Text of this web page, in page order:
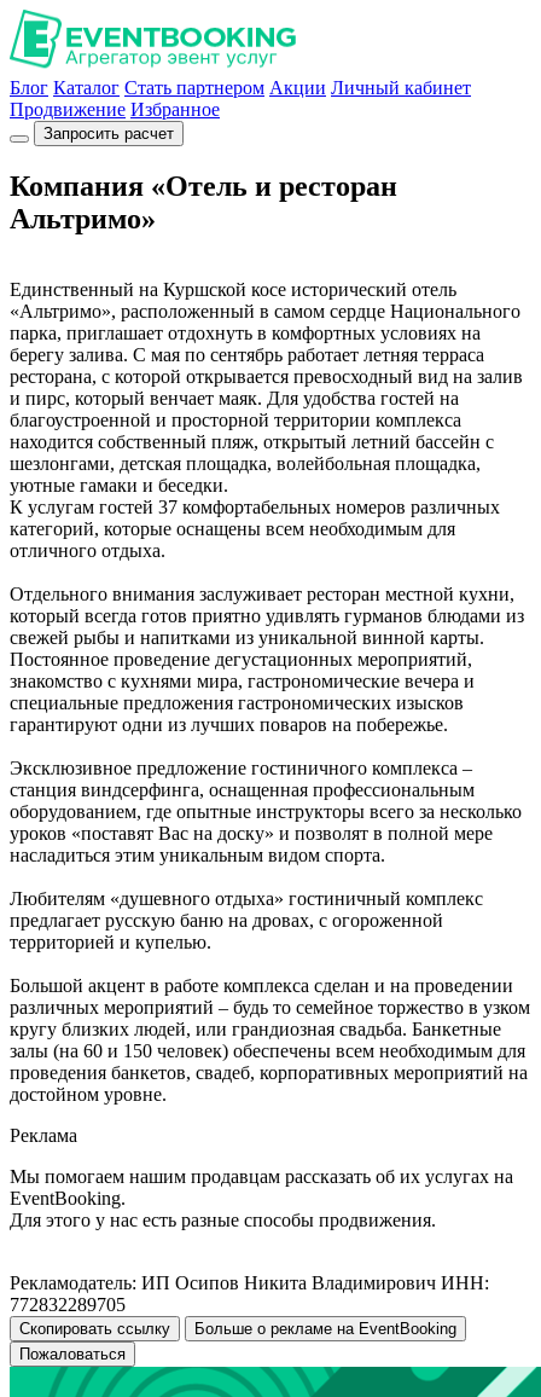
Блог Каталог Стать партнером Акции Личный кабинет
Продвижение Избранное
Запросить расчет
Компания «Отель и ресторан
Альтримо»
Единственный на Куршской косе исторический отель
«Альтримо», расположенный в самом сердце Национального
парка, приглашает отдохнуть в комфортных условиях на
берегу залива. С мая по сентябрь работает летняя терраса
ресторана, с которой открывается превосходный вид на залив
и пирс, который венчает маяк. Для удобства гостей на
благоустроенной и просторной территории комплекса
находится собственный пляж, открытый летний бассейн с
шезлонгами, детская площадка, волейбольная площадка,
уютные гамаки и беседки.
К услугам гостей 37 комфортабельных номеров различных
категорий, которые оснащены всем необходимым для
отличного отдыха.
Отдельного внимания заслуживает ресторан местной кухни,
который всегда готов приятно удивлять гурманов блюдами из
свежей рыбы и напитками из уникальной винной карты.
Постоянное проведение дегустационных мероприятий,
знакомство с кухнями мира, гастрономические вечера и
специальные предложения гастрономических изысков
гарантируют одни из лучших поваров на побережье.
Эксклюзивное предложение гостиничного комплекса –
станция виндсерфинга, оснащенная профессиональным
оборудованием, где опытные инструкторы всего за несколько
уроков «поставят Вас на доску» и позволят в полной мере
насладиться этим уникальным видом спорта.
Любителям «душевного отдыха» гостиничный комплекс
предлагает русскую баню на дровах, с огороженной
территорией и купелью.
Большой акцент в работе комплекса сделан и на проведении
различных мероприятий – будь то семейное торжество в узком
кругу близких людей, или грандиозная свадьба. Банкетные
залы (на 60 и 150 человек) обеспечены всем необходимым для
проведения банкетов, свадеб, корпоративных мероприятий на
достойном уровне.
Реклама
Мы помогаем нашим продавцам рассказать об их услугах на
EventBooking.
Для этого у нас есть разные способы продвижения.
Рекламодатель: ИП Осипов Никита Владимирович ИНН:
772832289705
Скопировать ссылку
Больше о рекламе на EventBooking
Пожаловаться